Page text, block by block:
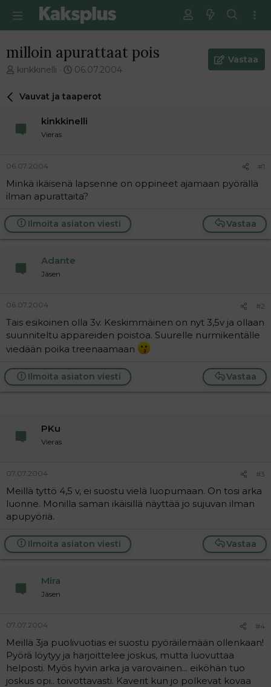
milloin apurattaat pois
V
e
i
t
u
n
l
o
i
t
a
kinkkinelli
E
s
m
m
n
v
e
s
t
06.07.2004
Vastaa
Vauvat ja taaperot
kinkkinelli
Vieras
06.07.2004 #1
Minkä ikäisenä lapsenne on oppineet ajamaan pyörällä
ilman apurattaita?
Vastaa
Ilmoita asiaton viesti
Adante
Jäsen
06.07.2004 #2
Tais esikoinen olla 3v. Keskimmäinen on nyt 3,5v ja ollaan
suunniteltu appareiden poistoa. Suurelle nurmikentälle
viedään poika treenaamaan
Vastaa
Ilmoita asiaton viesti
PKu
Vieras
07.07.2004 #3
Meillä tyttö 4,5 v, ei suostu vielä luopumaan. On tosi arka
luonne. Monilla saman ikäisillä näyttää jo sujuvan ilman
apupyöriä.
Vastaa
Ilmoita asiaton viesti
Mira
Jäsen
07.07.2004 #4
Meillä 3ja puolivuotias ei suostu pyöräilemään ollenkaan!
Pyörä löytyy ja harjoittelee joskus, mutta luovuttaa
helposti. Myös hyvin arka ja varovainen... eiköhän tuo
joskus opi.. toivottavasti. Kaverit kun jo polkevat kovaa